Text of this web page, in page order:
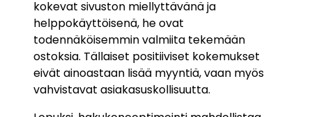
kokevat sivuston miellyttävänä ja
helppokäyttöisenä, he ovat
todennäköisemmin valmiita tekemään
ostoksia. Tällaiset positiiviset kokemukset
eivät ainoastaan lisää myyntiä, vaan myös
vahvistavat asiakasuskollisuutta.